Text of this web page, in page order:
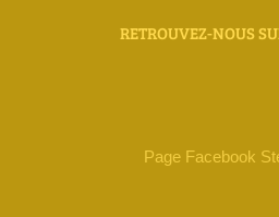
RETROUVEZ-NOUS
Page Facebook